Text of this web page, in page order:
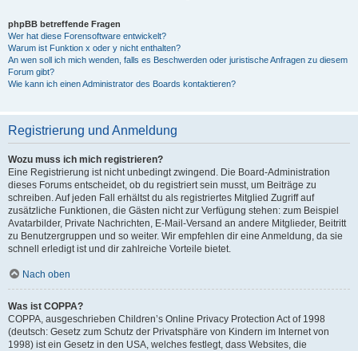
phpBB betreffende Fragen
Wer hat diese Forensoftware entwickelt?
Warum ist Funktion x oder y nicht enthalten?
An wen soll ich mich wenden, falls es Beschwerden oder juristische Anfragen zu diesem
Forum gibt?
Wie kann ich einen Administrator des Boards kontaktieren?
Registrierung und Anmeldung
Wozu muss ich mich registrieren?
Eine Registrierung ist nicht unbedingt zwingend. Die Board-Administration
dieses Forums entscheidet, ob du registriert sein musst, um Beiträge zu
schreiben. Auf jeden Fall erhältst du als registriertes Mitglied Zugriff auf
zusätzliche Funktionen, die Gästen nicht zur Verfügung stehen: zum Beispiel
Avatarbilder, Private Nachrichten, E-Mail-Versand an andere Mitglieder, Beitritt
zu Benutzergruppen und so weiter. Wir empfehlen dir eine Anmeldung, da sie
schnell erledigt ist und dir zahlreiche Vorteile bietet.
Nach oben
Was ist COPPA?
COPPA, ausgeschrieben Children’s Online Privacy Protection Act of 1998
(deutsch: Gesetz zum Schutz der Privatsphäre von Kindern im Internet von
1998) ist ein Gesetz in den USA, welches festlegt, dass Websites, die